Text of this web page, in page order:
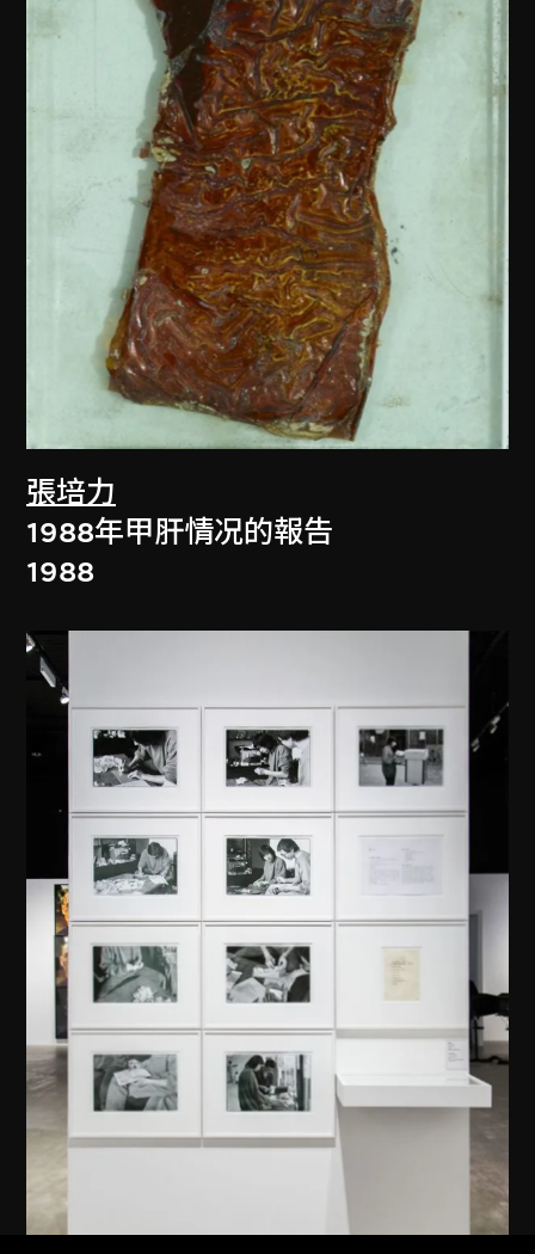
張培力
1988年甲肝情况的報告
1988